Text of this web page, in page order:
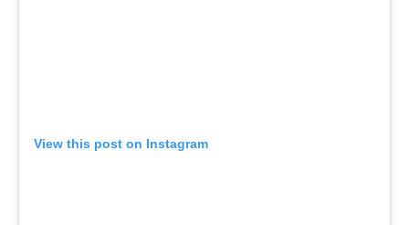
View this post on Instagram